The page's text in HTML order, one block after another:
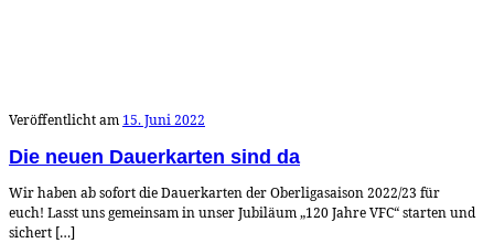
Veröffentlicht am 15. Juni 2022
Die neuen Dauerkarten sind da
Wir haben ab sofort die Dauerkarten der Oberligasaison 2022/23 für
euch! Lasst uns gemeinsam in unser Jubiläum „120 Jahre VFC“ starten und
sichert […]